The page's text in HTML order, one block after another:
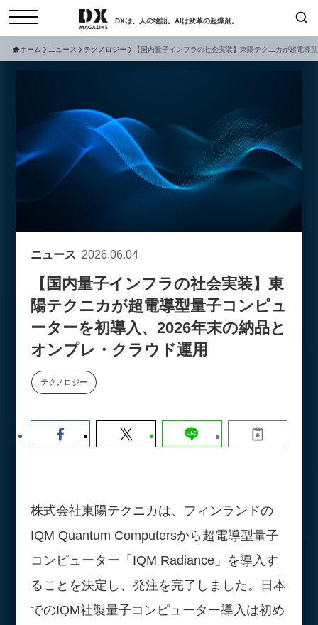
DXは、人の物語。AIは変革の起爆剤。
サービスメニュー 日本オムニチャネル協会
トップページ
特集
お問い合わせ
個人情報保護法について
採用情報
現在開催予定のセミナー
流から学ぶ〜
セミナー
【8/12開催】「イノベーションを
数値化する」～投資される事業の
基準と、終活DX「SouSou」に
学ぶ資金調達・巻き込みのリアル
ホーム ニュース テクノロジー 【国内量子インフラの社会実装】東陽テクニカが超電
ニュース 2026.06.04
【国内量子インフラの社会実装】東
陽テクニカが超電導型量子コンピュ
ーターを初導入、2026年末の納品と
オンプレ・クラウド運用
テクノロジー
株式会社東陽テクニカは、フィンランドの
IQM Quantum Computersから超電導型量子
コンピューター「IQM Radiance」を導入す
ることを決定し、発注を完了しました。日本
でのIQM社製量子コンピューター導入は初め